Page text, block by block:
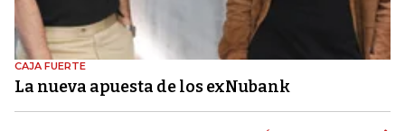
CAJA FUERTE
La nueva apuesta de los exNubank